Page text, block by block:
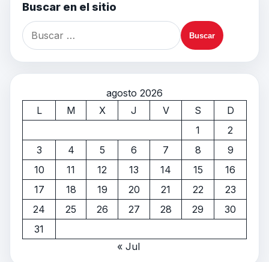
Buscar en el sitio
agosto 2026
L
M X J V S
D
1
2
3
4 5 6 7 8
9
10
11 12 13 14 15
16
17
18 19 20 21 22
23
24
25 26 27 28 29
30
31
« Jul